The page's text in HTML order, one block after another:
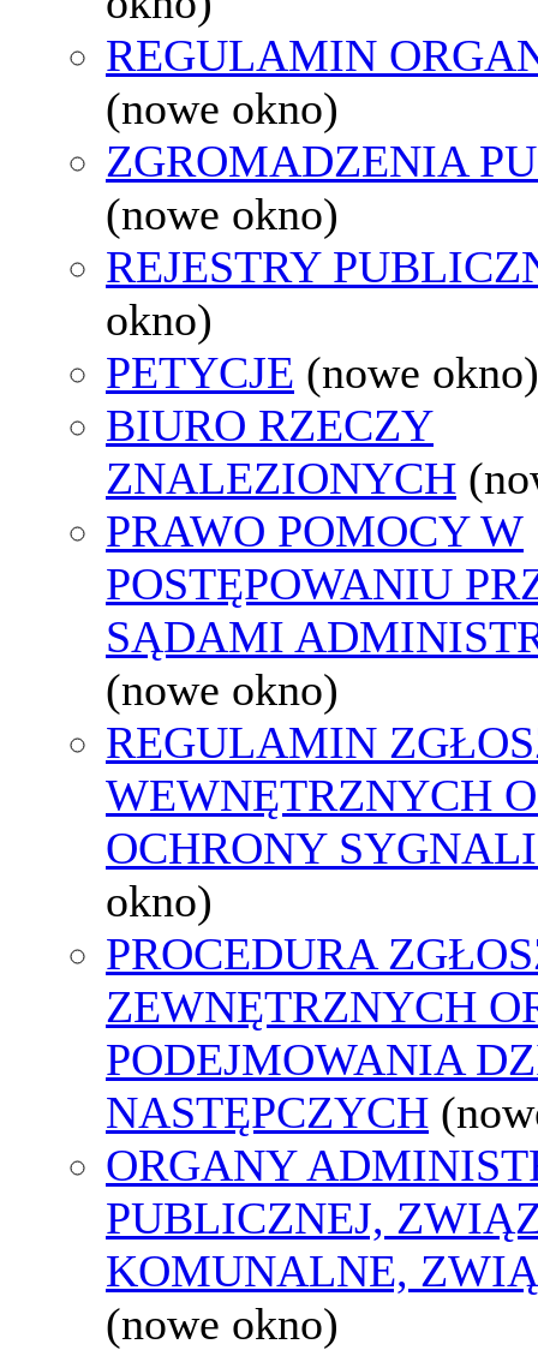
REGULAMIN
(nowe okno)
ZGROMADZENIA
(nowe okno)
REJESTRY
okno)
PETYCJE (nowe okno)
BIURO RZECZY
ZNALEZIONYCH
PRAWO POMOCY W
POSTĘPOWANIU
SĄDAMI
(nowe okno)
REGULAMIN
WEWNĘTRZNYCH
OCHRONY
okno)
PROCEDURA
ZEWNĘTRZNYCH
PODEJMOWANIA
NASTĘPCZYCH
ORGANY
PUBLICZNEJ,
KOMUNALNE,
(nowe okno)